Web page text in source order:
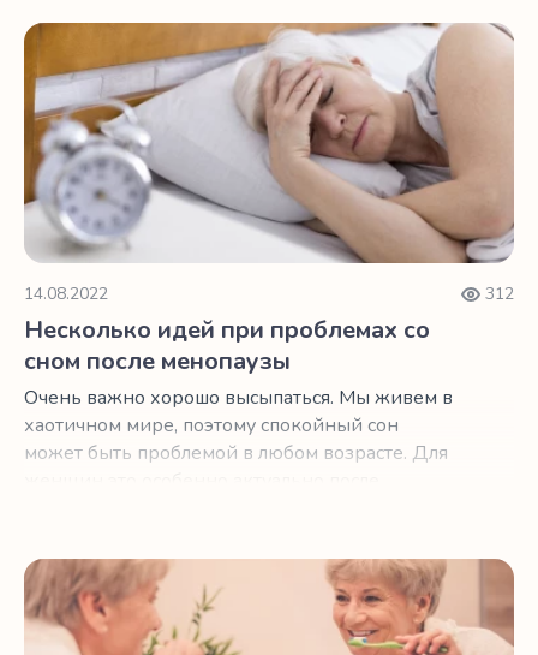
Несколько идей при проблемах со сном после
14.08.2022 312
Несколько идей при проблемах со
сном после менопаузы
Очень важно хорошо высыпаться. Мы живем в
хаотичном мире, поэтому спокойный сон
может быть проблемой в любом возрасте. Для
Как лучше спать, изменив то, как вы чистите зубы